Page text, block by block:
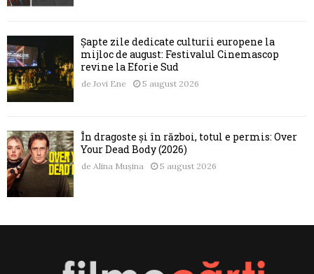
Șapte zile dedicate culturii europene la
mijloc de august: Festivalul Cinemascop
revine la Eforie Sud
de Jovi Ene 5 august 2026
În dragoste și în război, totul e permis: Over
Your Dead Body (2026)
de Alina Mușina 5 august 2026